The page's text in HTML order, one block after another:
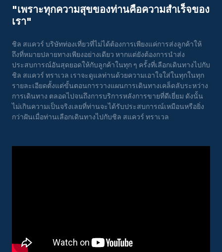
"เพราะทุกความสุขของท่านคือความสําเร็จของ
เรา"
ชิล สแควร์ บริษัทท่องเที่ยวที่ไม่ได้ต้องการเพียงแค่การส่งลูกค้าให้
ถึงที่หมายปลายทางเพียงอย่างเดียว หากแต่ยังต้องการนำส่ง
ประสบการณ์อันสุดยอดให้กับลูกค้าในทุก ๆ ครั้งที่เลือกเดินทางไปกับ
ชิล สแควร์ ทราเวล เราจะดูแลท่านด้วยความเอาใจใส่ในทุกในทุก
รายละเอียดตั้งแต่ขั้นตอนการวางแผนการเดินทางเคล็ดลับระหว่าง
การเดินทาง ตลอดไปจนถึงการบริการหลังการขายที่ดีเยี่ยม ดังนั้น
ไม่เกินความเป็นจริงเลยที่ท่านจะได้รับประสบการณ์เหมือนหรือยิ่ง
กว่าฝันเมื่อท่านเลือกเดินทางไปกับชิล สแควร์ ทราเวล